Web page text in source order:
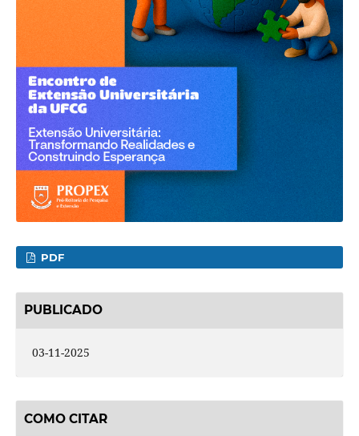
PDF
PUBLICADO
03-11-2025
COMO CITAR